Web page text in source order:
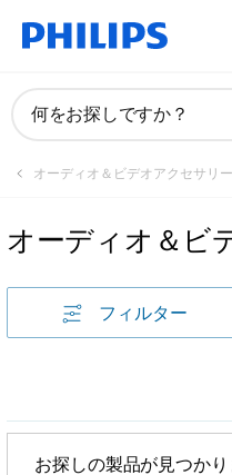
何をお探しですか？
オーディオ＆ビデオアクセサリー
オーディオ＆ビ
フィルター
お探しの製品が見つかり